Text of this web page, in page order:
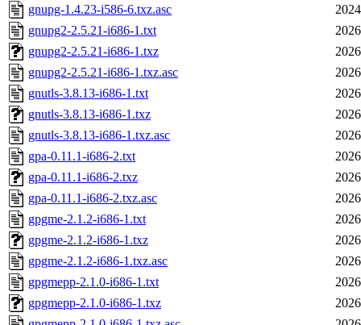
gnupg-1.4.23-i586-6.txz.asc
gnupg2-2.5.21-i686-1.txt
gnupg2-2.5.21-i686-1.txz
gnupg2-2.5.21-i686-1.txz.asc
gnutls-3.8.13-i686-1.txt
gnutls-3.8.13-i686-1.txz
gnutls-3.8.13-i686-1.txz.asc
gpa-0.11.1-i686-2.txt
gpa-0.11.1-i686-2.txz
gpa-0.11.1-i686-2.txz.asc
gpgme-2.1.2-i686-1.txt
gpgme-2.1.2-i686-1.txz
gpgme-2.1.2-i686-1.txz.asc
gpgmepp-2.1.0-i686-1.txt
gpgmepp-2.1.0-i686-1.txz